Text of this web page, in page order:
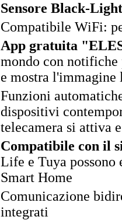
Sensore Black-
Compatibile WiFi:
App gratuita
mondo con notifiche
e mostra l'immagine
Funzioni
dispositivi
telecamera si attiva
Compatibile con il
Life e Tuya possono
Smart Home
Comunicazione
integrati